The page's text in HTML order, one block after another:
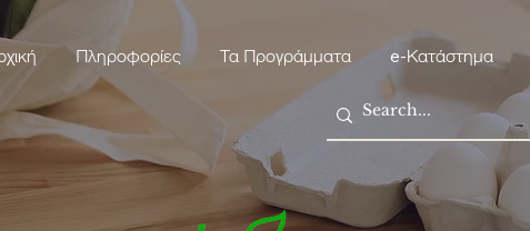
Πληροφορίες Τα Προγράμματα e-Κατάστημα